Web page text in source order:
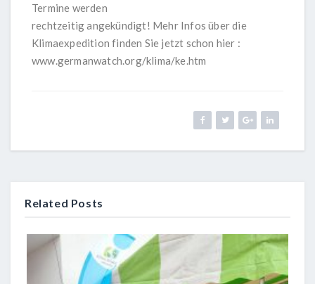
Termine werden
rechtzeitig angekündigt! Mehr Infos über die
Klimaexpedition finden Sie jetzt schon hier :
www.germanwatch.org/klima/ke.htm
Related Posts